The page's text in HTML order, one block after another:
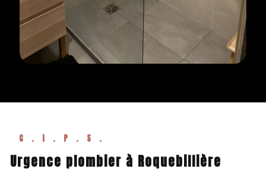
C.I.P.S.
urgence plombier à Roquebillière